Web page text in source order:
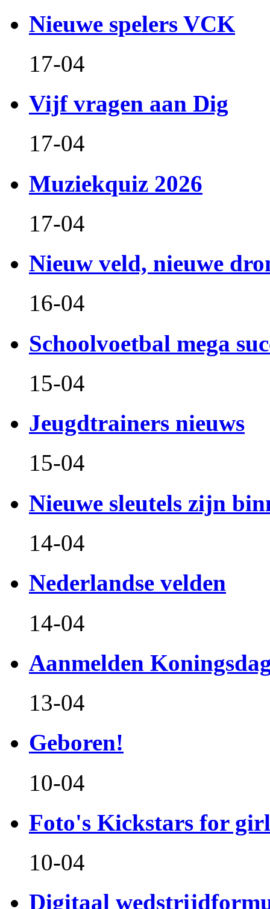
Nieuwe spelers VCK
17-04
Vijf vragen aan Dig
17-04
Muziekquiz 2026
17-04
Nieuw veld, nieuwe
16-04
Schoolvoetbal mega
15-04
Jeugdtrainers nieuws
15-04
Nieuwe sleutels zijn
14-04
Nederlandse velden
14-04
Aanmelden
13-04
Geboren!
10-04
Foto's Kickstars for
10-04
Digitaal